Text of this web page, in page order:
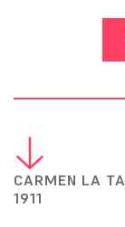
CARMEN LA
1911